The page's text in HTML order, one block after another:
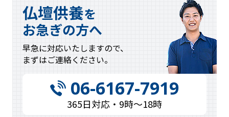
仏壇供養を
お急ぎの方へ
早急に対応いたしますので、
まずはご連絡ください。
06-6167-7919
365日対応・9時〜18時